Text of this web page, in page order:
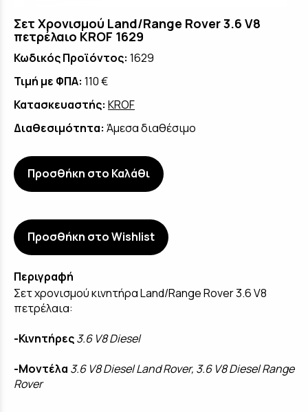
Σετ Χρονισμού Land/Range Rover 3.6 V8
πετρέλαιο KROF 1629
Κωδικός Προϊόντος: 1629
Τιμή με ΦΠΑ: 110 €
Κατασκευαστής: KROF
Διαθεσιμότητα: Άμεσα διαθέσιμο
Προσθήκη στο Καλάθι
Προσθήκη στο Wishlist
Περιγραφή
Σετ χρονισμού κινητήρα Land/Range Rover 3.6 V8
πετρέλαια:
-Κινητήρες3.6 V8 Diesel
-Μοντέλα 3.6 V8 Diesel Land Rover, 3.6 V8 Diesel Range
Rover